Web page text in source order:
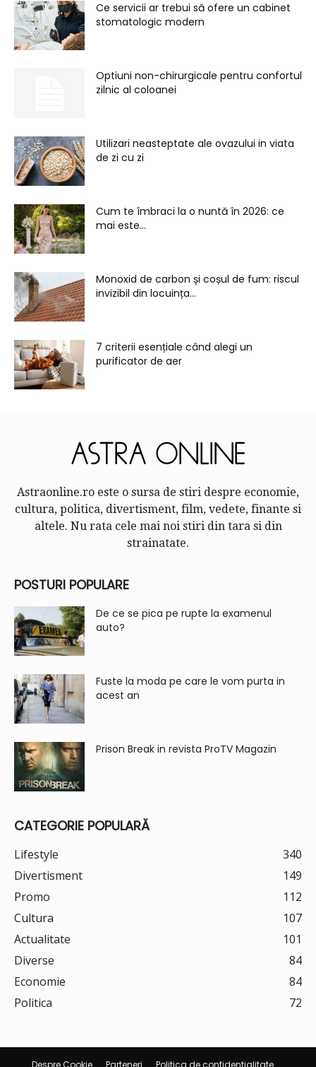
Ce servicii ar trebui să ofere un cabinet
stomatologic modern
Optiuni non-chirurgicale pentru confortul
zilnic al coloanei
Utilizari neasteptate ale ovazului in viata
de zi cu zi
Cum te îmbraci la o nuntă în 2026: ce
mai este...
Monoxid de carbon și coșul de fum: riscul
invizibil din locuința...
7 criterii esențiale când alegi un
purificator de aer
Astraonline.ro este o sursa de stiri despre economie,
cultura, politica, divertisment, film, vedete, finante si
altele. Nu rata cele mai noi stiri din tara si din
strainatate.
POSTURI POPULARE
De ce se pica pe rupte la examenul
auto?
Fuste la moda pe care le vom purta in
acest an
Prison Break in revista ProTV Magazin
CATEGORIE POPULARĂ
Lifestyle
340
Divertisment
149
Promo
112
Cultura
107
Actualitate
101
Diverse
84
Economie
84
Politica
72